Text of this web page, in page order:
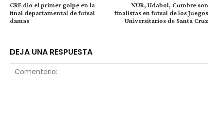
CRE dio el primer golpe en la
final departamental de futsal
damas
NUR, Udabol, Cumbre son
finalistas en futsal de los Juegos
Universitarios de Santa Cruz
DEJA UNA RESPUESTA